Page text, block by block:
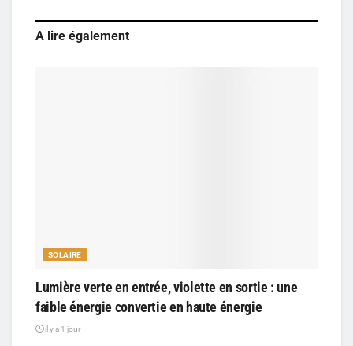
A lire également
SOLAIRE
Lumière verte en entrée, violette en sortie : une
faible énergie convertie en haute énergie
il y a 1 jour